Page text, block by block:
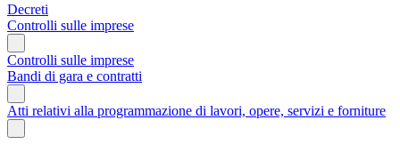
Decreti
Controlli sulle imprese
Controlli sulle imprese
Bandi di gara e contratti
Atti relativi alla programmazione di lavori, opere, servizi e forniture